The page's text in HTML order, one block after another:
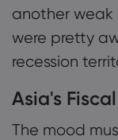
another weak
were pretty
recession
Asia's
The mood